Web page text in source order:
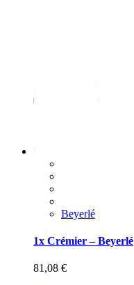
Beyerlé
1x Crémier – Beyerlé
81,08 €